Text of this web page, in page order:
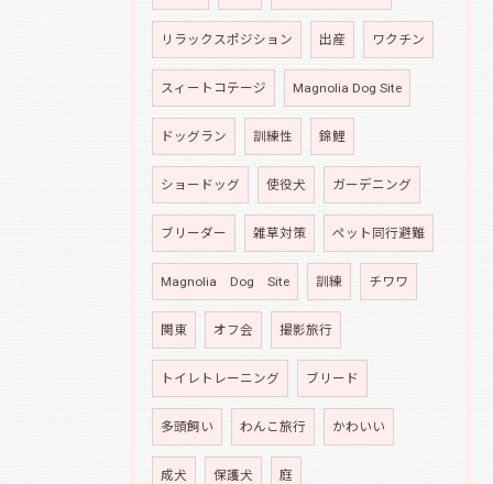
リラックスポジション 出産 ワクチン
スィートコテージ Magnolia Dog Site
ドッグラン 訓練性 錦鯉
ショードッグ 使役犬 ガーデニング
ブリーダー 雑草対策 ペット同行避難
Magnolia Dog Site 訓練 チワワ
関東 オフ会 撮影旅行
トイレトレーニング ブリード
多頭飼い わんこ旅行 かわいい
成犬 保護犬 庭